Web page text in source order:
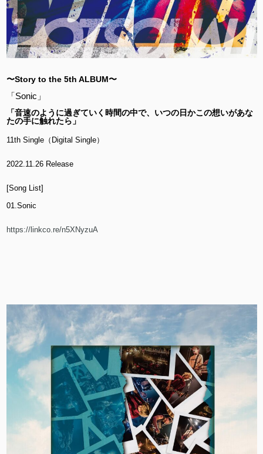
〜Story to the 5th ALBUM〜
「Sonic」
「音速のように過ぎていく時間の中で、いつの日かこの想いがあな
たの手に触れたら」
11th Single（Digital Single）
2022.11.26 Release
[Song List]
01.Sonic
https://linkco.re/n5XNyzuA